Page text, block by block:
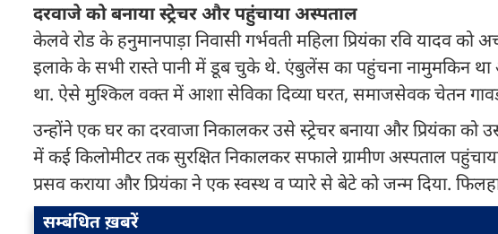
दरवाजे को बनाया स्ट्रेचर और पहुंचाया अस्पताल
केलवे रोड के हनुमानपाड़ा निवासी गर्भवती महिला प्रियंका रवि यादव
इलाके के सभी रास्ते पानी में डूब चुके थे. एंबुलेंस का पहुंचना नामुमकिन
था. ऐसे मुश्किल वक्त में आशा सेविका दिव्या घरत, समाजसेवक चेतन
उन्होंने एक घर का दरवाजा निकालकर उसे स्ट्रेचर बनाया और प्रियंका
में कई किलोमीटर तक सुरक्षित निकालकर सफाले ग्रामीण अस्पताल
प्रसव कराया और प्रियंका ने एक स्वस्थ व प्यारे से बेटे को जन्म दिया.
सम्बंधित ख़बरें